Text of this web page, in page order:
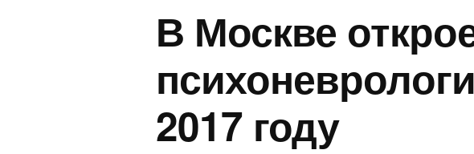
В Москве
2017 году